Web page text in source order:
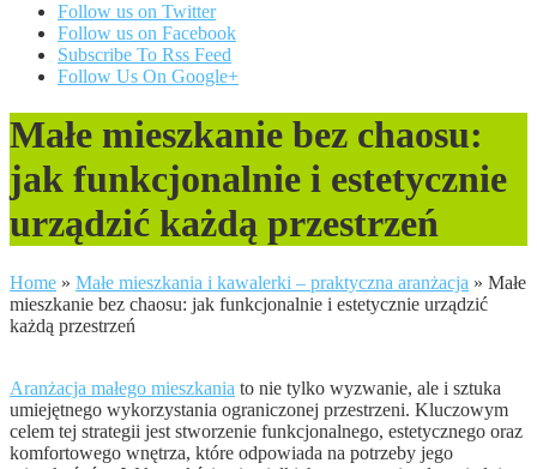
Follow us on Twitter
Follow us on Facebook
Subscribe To Rss Feed
Follow Us On Google+
Małe mieszkanie bez chaosu:
jak funkcjonalnie i estetycznie
urządzić każdą przestrzeń
Home » Małe mieszkania i kawalerki – praktyczna aranżacja » Małe
mieszkanie bez chaosu: jak funkcjonalnie i estetycznie urządzić
każdą przestrzeń
Aranżacja małego mieszkania to nie tylko wyzwanie, ale i sztuka
umiejętnego wykorzystania ograniczonej przestrzeni. Kluczowym
celem tej strategii jest stworzenie funkcjonalnego, estetycznego oraz
komfortowego wnętrza, które odpowiada na potrzeby jego